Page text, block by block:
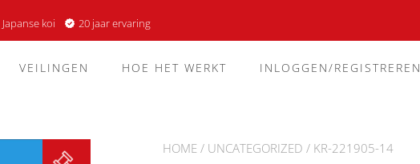
koi 20 jaar ervaring
VEILINGEN HOE HET WERKT INLOGGEN/REGISTREREN
HOME / UNCATEGORIZED / KR-221905-14